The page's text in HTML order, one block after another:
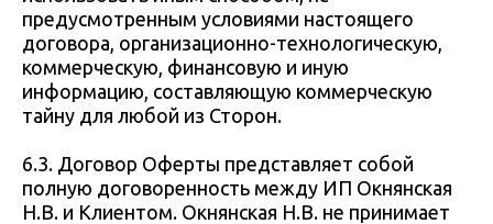
предусмотренным условиями настоящего
договора, организационно-технологическую,
коммерческую, финансовую и иную
информацию, составляющую коммерческую
тайну для любой из Сторон.
6.3. Договор Оферты представляет собой
полную договоренность между ИП Окнянская
Н.В. и Клиентом. Окнянская Н.В. не принимает